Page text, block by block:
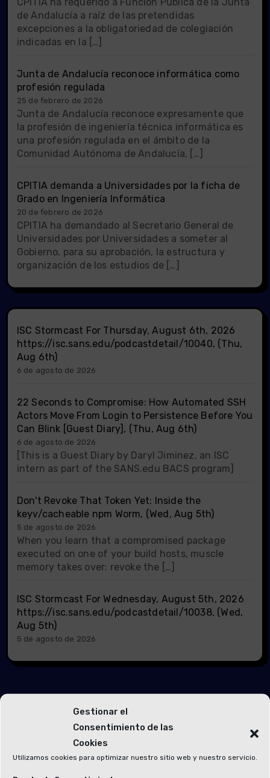
Gestionar el
Consentimiento de las
Cookies
Utilizamos cookies para optimizar nuestro sitio web y nuestro servicio.
de Andalucía a raíz de las pretendidas
excepciones a la obligatoriedad de colegiación
indicadas en la […]
Junta de Andalucía reconoce informática como
profesión regulada
25 de febrero de 2026
Junta de Andalucía reconoce expresamente que
la profesión de ingeniería técnica informática es
una profesión regulada en el ámbito de la
Comunidad Autónoma de Andalucía, […]
CPITIA demanda a Universidades por la ficha de
Grado en Ingeniería Informática
20 de febrero de 2026
CPITIA ha demandado al Secretario General de
Universidades por Universidades a someter al
Gobierno, para su aprobación, la estructura y
organización de los estudios de […]
ISC Stormcast For Thursday, August 6th, 2026
https://isc.sans.edu/podcastdetail/10040, (Thu,
Aug 6th)
6 de agosto de 2026
22 Seconds to Compromise: How Automated SSH
Actors Move From Login to Persistence Before You
Can Blink [Guest Diary], (Thu, Aug 6th)
6 de agosto de 2026
[This is a Guest Diary by Daryl Jiminez, an ISC
intern as part of the SANS.edu BACS program]
Don't Revoke That Token Yet: Inside the
keyv/cacheable npm Worm, (Wed, Aug 5th)
5 de agosto de 2026
When you learn that a compromised package
executed on one of your build hosts, muscle
memory takes over: revoke the […]
ISC Stormcast For Wednesday, August 5th, 2026
https://isc.sans.edu/podcastdetail/10038, (Wed,
Aug 5th)
5 de agosto de 2026
Te has perdido